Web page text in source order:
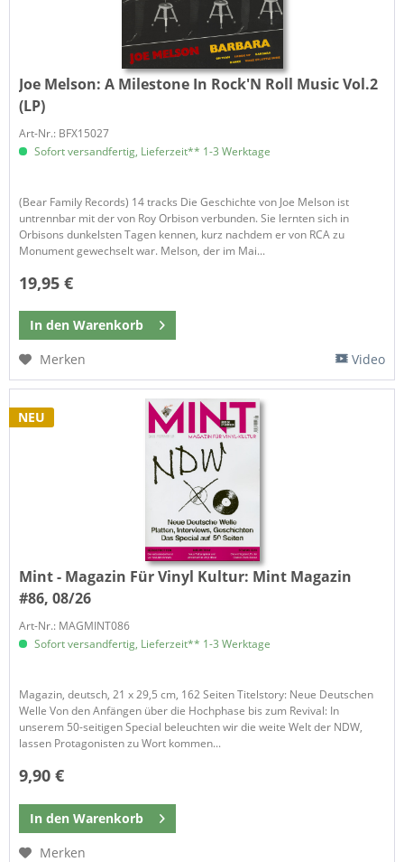
Joe Melson:A Milestone In Rock'N Roll Music Vol.2
(LP)
Art-Nr.: BFX15027
Sofort versandfertig, Lieferzeit** 1-3 Werktage
(Bear Family Records) 14 tracks Die Geschichte von Joe Melson ist
untrennbar mit der von Roy Orbison verbunden. Sie lernten sich in
Orbisons dunkelsten Tagen kennen, kurz nachdem er von RCA zu
Monument gewechselt war. Melson, der im Mai...
19,95 €
In den Warenkorb
Merken
Video
NEU
Mint - Magazin Für Vinyl Kultur: Mint Magazin
#86, 08/26
Art-Nr.: MAGMINT086
Sofort versandfertig, Lieferzeit** 1-3 Werktage
Magazin, deutsch, 21 x 29,5 cm, 162 Seiten Titelstory: Neue Deutschen
Welle Von den Anfängen über die Hochphase bis zum Revival: In
unserem 50-seitigen Special beleuchten wir die weite Welt der NDW,
lassen Protagonisten zu Wort kommen...
9,90 €
In den Warenkorb
Merken